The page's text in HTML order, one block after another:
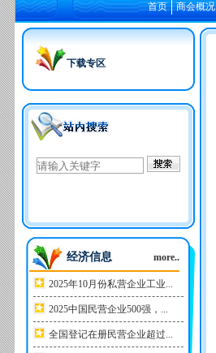
首页 商会概况
下载专区
经济信息 more..
2025年10月份私营企业工业...
2025中国民营企业500强，...
全国登记在册民营企业超过...